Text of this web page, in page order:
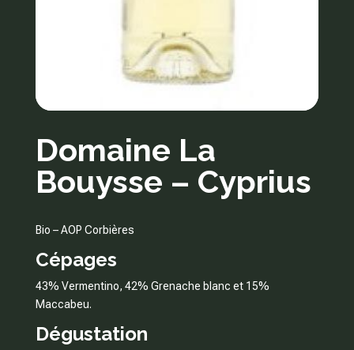
Domaine La
Bouysse – Cyprius
Bio – AOP Corbières
Cépages
43% Vermentino, 42% Grenache blanc et 15%
Maccabeu.
Dégustation